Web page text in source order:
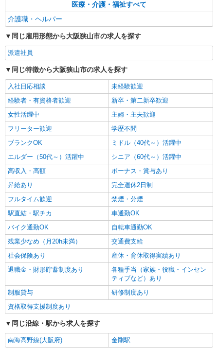
キープ 詳細を見る
派遣社員
株式会社kotrio /●OS-H2-2009592
サポート＆送迎STAFF
時給1550円〜2187円 ＜日払い有/週払い有/交
通費全支給(ガソリン代含む)＞
キープ 詳細を見る
派遣社員
株式会社kotrio /●OS-H2-2094068
＜面接なし＞デイサービスでリハビリ補助・送
迎など＊大阪狭山市
時給1550円〜2187円 ＜日払い有/週払い有/交
通費全支給(ガソリン代含む)＞
大阪狭山市
詳細を見る
医療・介護・福祉すべて
介護職・ヘルパー
同じ雇用形態から大阪狭山市の求人を探す
派遣社員
同じ特徴から大阪狭山市の求人を探す
入社日応相談
未経験歓迎
経験者・有資格者歓迎
新卒・第二新卒歓迎
女性活躍中
主婦・主夫歓迎
フリーター歓迎
学歴不問
ブランクOK
ミドル（40代～）活躍中
エルダー（50代～）活躍中
シニア（60代～）活躍中
高収入・高額
ボーナス・賞与あり
昇給あり
完全週休2日制
フルタイム歓迎
禁煙・分煙
駅直結・駅チカ
車通勤OK
バイク通勤OK
自転車通勤OK
残業少なめ（月20h未満）
交通費支給
社会保険あり
産休・育休取得実績あり
退職金・財形貯蓄制度あり
各種手当（家族・役職・インセン
ティブなど）あり
制服貸与
研修制度あり
資格取得支援制度あり
同じ沿線・駅から求人を探す
南海高野線(大阪府) 金剛駅